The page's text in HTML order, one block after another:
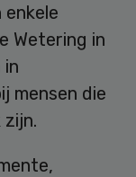
enkele
Wetering in
in
mensen die